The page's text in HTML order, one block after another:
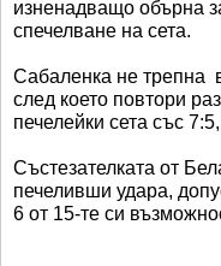
изненадващо обърна
спечелване на сета.
Сабаленка не трепна
след което повтори
печелейки сета със
Състезателката от
печеливши удара,
6 от 15-те си